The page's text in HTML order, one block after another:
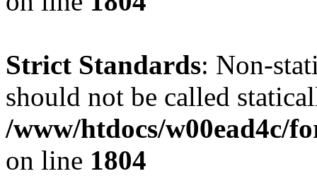
Strict Standards: Non-
should not be called
/www/htdocs/w00ead4c/
on line 1804